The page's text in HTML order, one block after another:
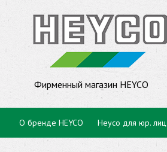
Фирменный магазин HEYCO
О бренде HEYCO Heyco для юр. лиц